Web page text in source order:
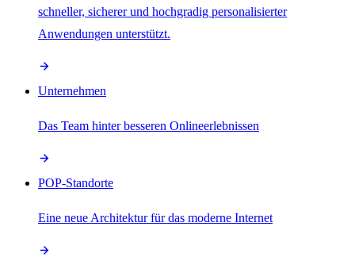
schneller, sicherer und hochgradig personalisierter
Anwendungen unterstützt.
Unternehmen
Das Team hinter besseren Onlineerlebnissen
POP-Standorte
Eine neue Architektur für das moderne Internet